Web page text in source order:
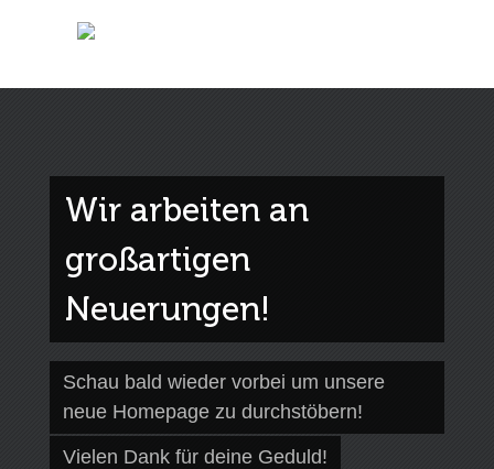
Wir arbeiten an
großartigen
Neuerungen!
Schau bald wieder vorbei um unsere
neue Homepage zu durchstöbern!
Vielen Dank für deine Geduld!